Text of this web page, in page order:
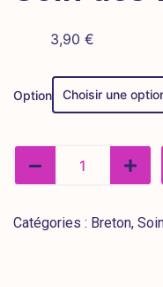
3,90 €
Option
Catégories : Breton,